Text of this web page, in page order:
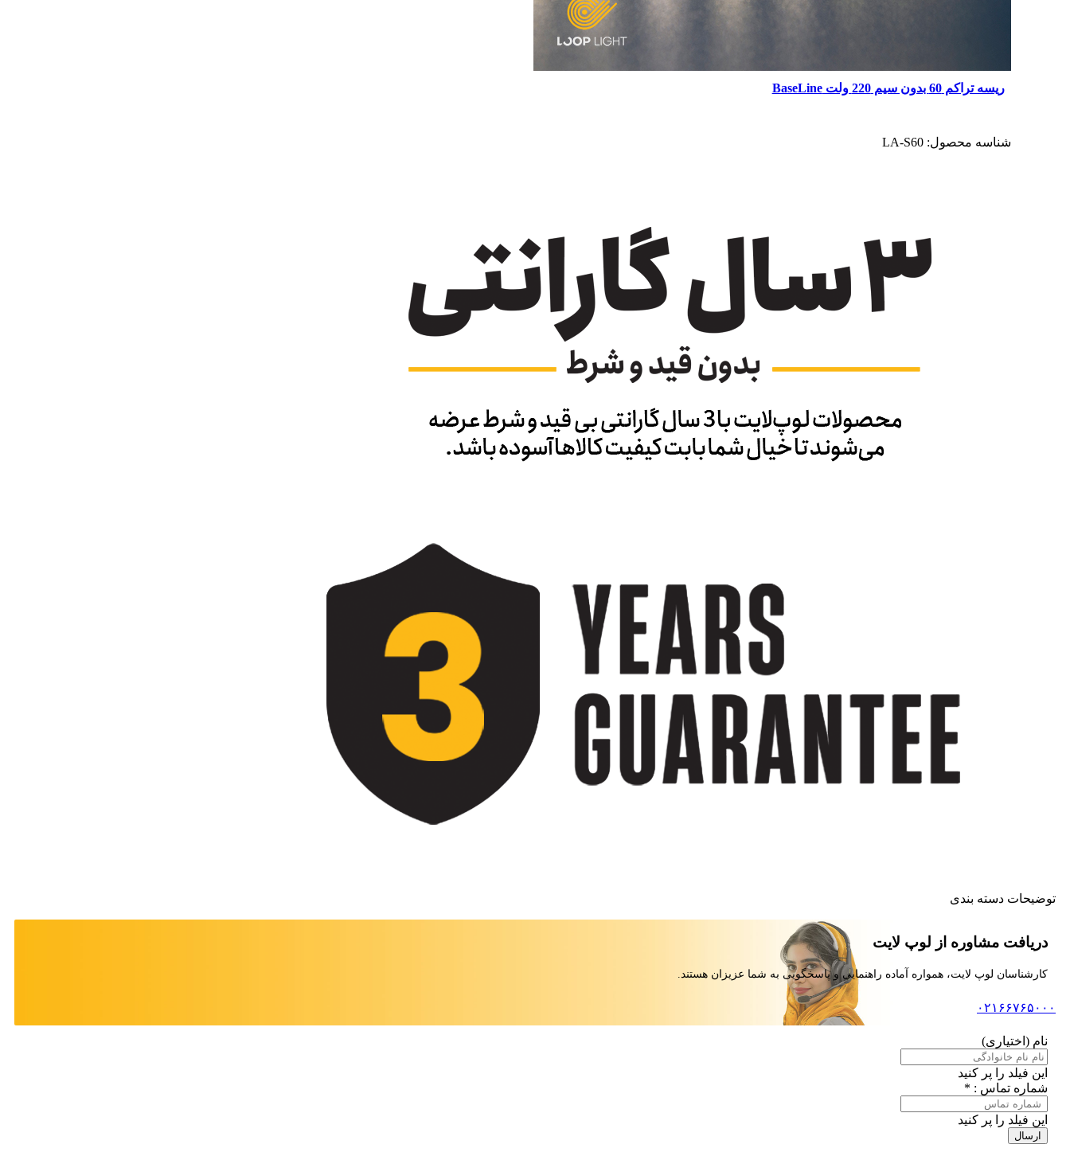
ریسه تراکم 60 بدون سیم 220 ولت BaseLine
شناسه محصول:LA-S60
توضیحات دسته بندی
دریافت مشاوره از لوپ لایت
کارشناسان لوپ لایت، همواره آماده راهنمایی و پاسخگویی به شما عزیزان هستند.
۰۲۱۶۶۷۶۵۰۰۰
نام (اختیاری)
این فیلد را پر کنید
شماره تماس : *
این فیلد را پر کنید
ارسال